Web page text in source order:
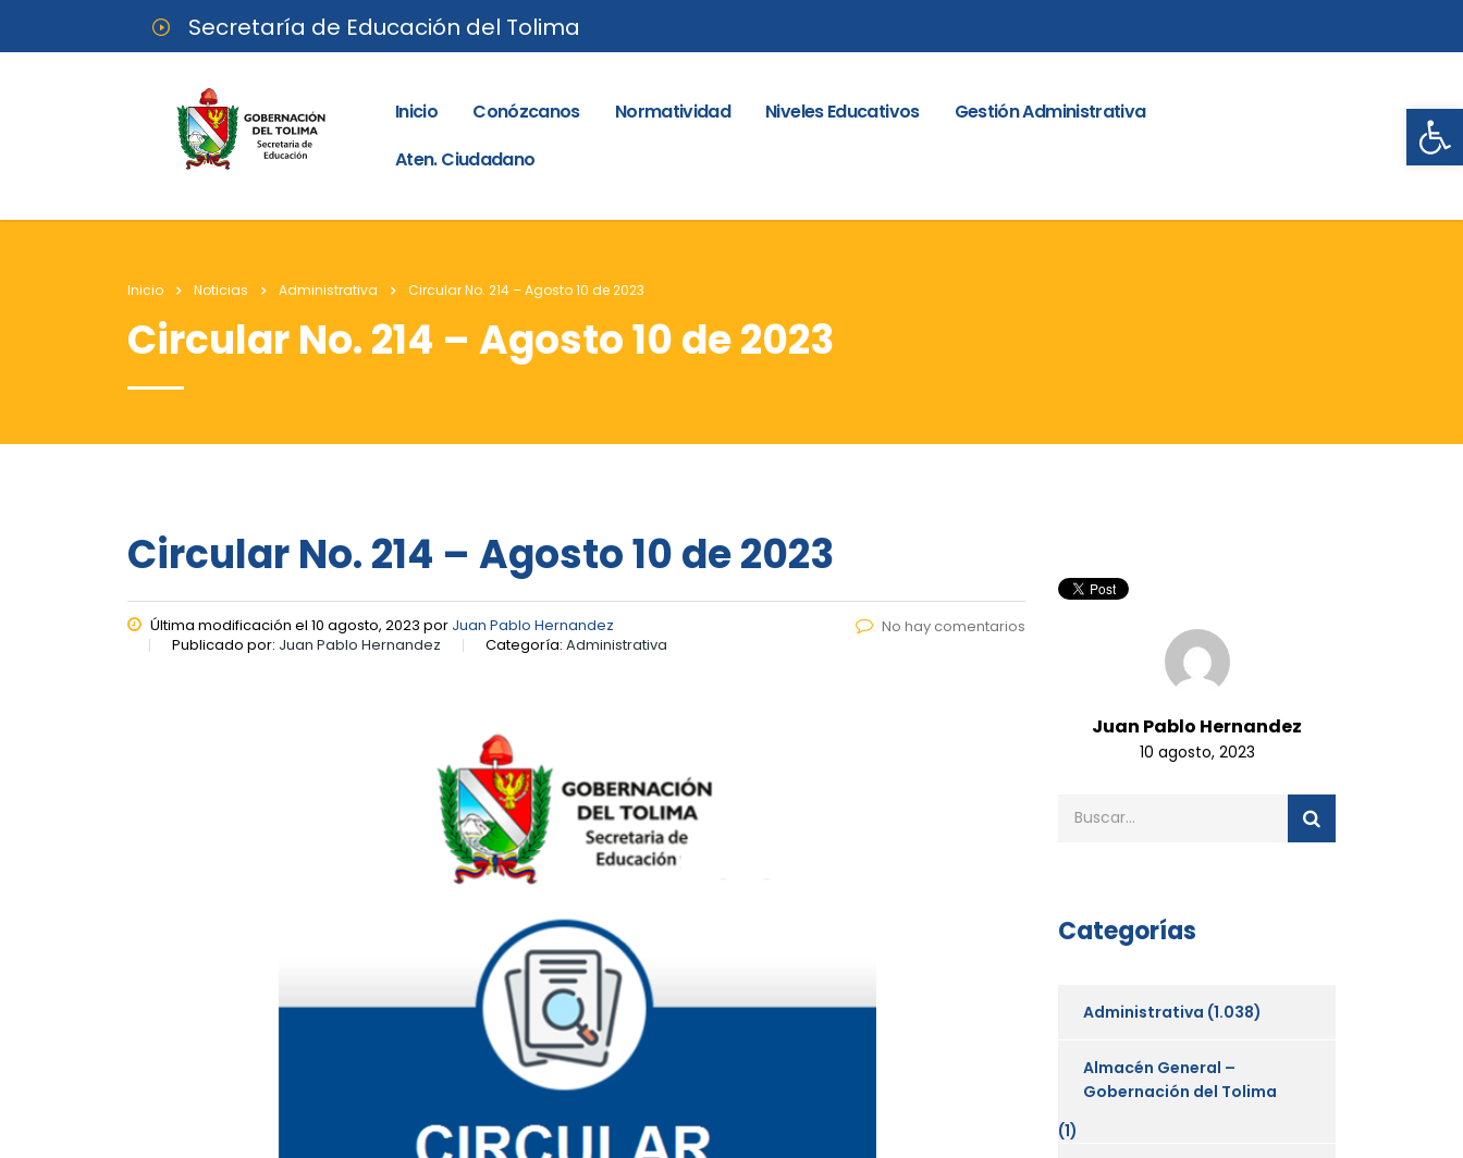
Secretaría de Educación del Tolima
Inicio Conózcanos Normatividad Niveles Educativos
Gestión Administrativa
Aten. Ciudadano
Inicio Noticias Administrativa Circular No. 214 – Agosto 10 de 2023
Circular No. 214 – Agosto 10 de 2023
Circular No. 214 – Agosto 10 de 2023
Última modificación el 10 agosto, 2023 por Juan Pablo Hernandez
Publicado por: Juan Pablo Hernandez Categoría: Administrativa
No hay comentarios
Juan Pablo Hernandez
10 agosto, 2023
Categorías
Administrativa (1.038)
Almacén General –
Gobernación del Tolima
(1)